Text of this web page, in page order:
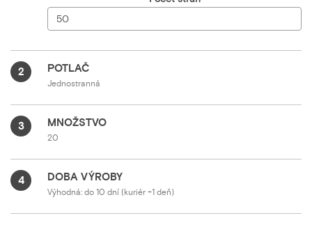
2 POTLAČ
Jednostranná
3 MNOŽSTVO
20
4 DOBA VÝROBY
Výhodná: do 10 dní (kuriér +1 deň)